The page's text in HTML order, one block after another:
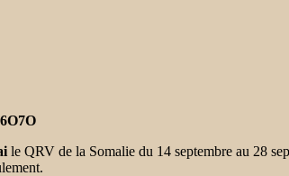
le QRV de la Somalie du 14 septembre au 28